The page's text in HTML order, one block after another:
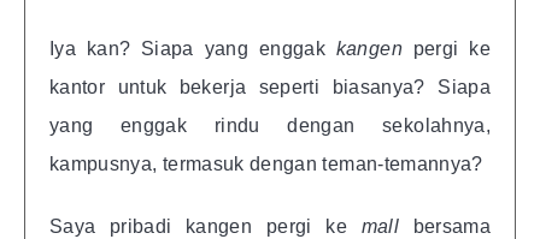
Iya kan? Siapa yang enggak kangenpergi ke
kantor untuk bekerja seperti biasanya? Siapa
yang enggak rindu dengan sekolahnya,
kampusnya, termasuk dengan teman-temannya?
Saya pribadi kangen pergi ke mall
bersama